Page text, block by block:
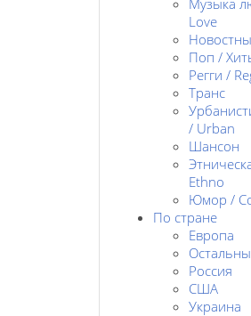
Музыка
Love
Поп /
Регги /
Транс
/ Urban
Шансон
Ethno
Юмор /
По стране
Европа
Россия
США
Украина